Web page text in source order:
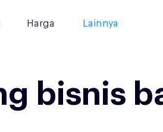
Harga Lainnya
bisnis